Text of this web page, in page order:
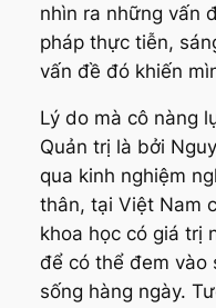
nhìn ra những vấn
pháp thực tiễn,
vấn đề đó khiến
Lý do mà cô nàng
Quản trị là bởi
qua kinh nghiệm
thân, tại Việt Nam
khoa học có giá trị
để có thể đem vào
sống hàng ngày.